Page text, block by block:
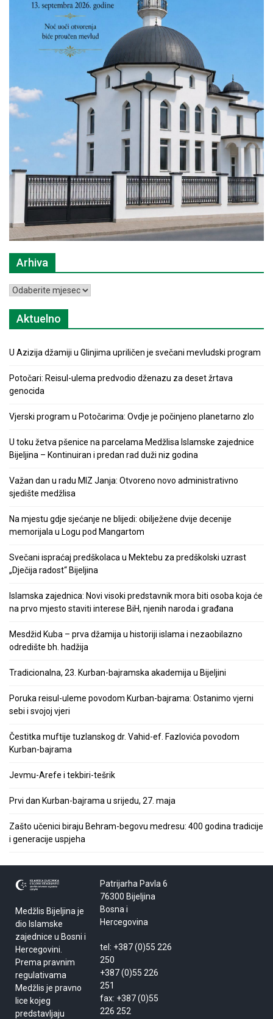
Arhiva
Arhiva
Aktuelno
U Azizija džamiji u Glinjima upriličen je svečani mevludski program
Potočari: Reisul-ulema predvodio dženazu za deset žrtava
genocida
Vjerski program u Potočarima: Ovdje je počinjeno planetarno zlo
U toku žetva pšenice na parcelama Medžlisa Islamske zajednice
Bijeljina – Kontinuiran i predan rad duži niz godina
Važan dan u radu MIZ Janja: Otvoreno novo administrativno
sjedište medžlisa
Na mjestu gdje sjećanje ne blijedi: obilježene dvije decenije
memorijala u Logu pod Mangartom
Svečani ispraćaj predškolaca u Mektebu za predškolski uzrast
„Dječija radost“ Bijeljina
Islamska zajednica: Novi visoki predstavnik mora biti osoba koja će
na prvo mjesto staviti interese BiH, njenih naroda i građana
Mesdžid Kuba – prva džamija u historiji islama i nezaobilazno
odredište bh. hadžija
Tradicionalna, 23. Kurban-bajramska akademija u Bijeljini
Poruka reisul-uleme povodom Kurban-bajrama: Ostanimo vjerni
sebi i svojoj vjeri
Čestitka muftije tuzlanskog dr. Vahid-ef. Fazlovića povodom
Kurban-bajrama
Jevmu-Arefe i tekbiri-tešrik
Prvi dan Kurban-bajrama u srijedu, 27. maja
Zašto učenici biraju Behram-begovu medresu: 400 godina tradicije
i generacije uspjeha
Medžlis Bijeljina je
dio Islamske
zajednice u Bosni i
Hercegovini.
Prema pravnim
regulativama
Medžlis je pravno
lice kojeg
predstavljaju
Patrijarha Pavla 6
76300 Bijeljina
Bosna i
Hercegovina
tel: +387 (0)55 226
250
+387 (0)55 226
251
fax: +387 (0)55
226 252